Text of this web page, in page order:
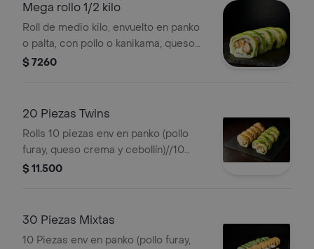
palta)./10 piezas california (roll relleno
palmito, queso crema y palta)./10
piezas envueltas en nori tempurizado
(roll relleno pollo furay, queso crema y
cebollín y palta).
Mega rollo 1/2 kilo
Roll de medio kilo, envuelto en panko
o palta, con pollo o kanikama, queso
crema y cebollín. . -imagen
$ 7260
20 Piezas Twins
Rolls 10 piezas env en panko (pollo
furay, queso crema y cebollín)//10
piezas env en palta (pollo furay , queso
$ 11.500
30 Piezas Mixtas
10 Piezas env en panko (pollo furay,